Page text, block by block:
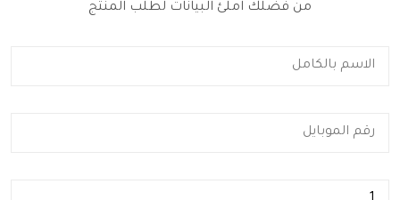
من فضلك املئ البيانات لطلب المنتج